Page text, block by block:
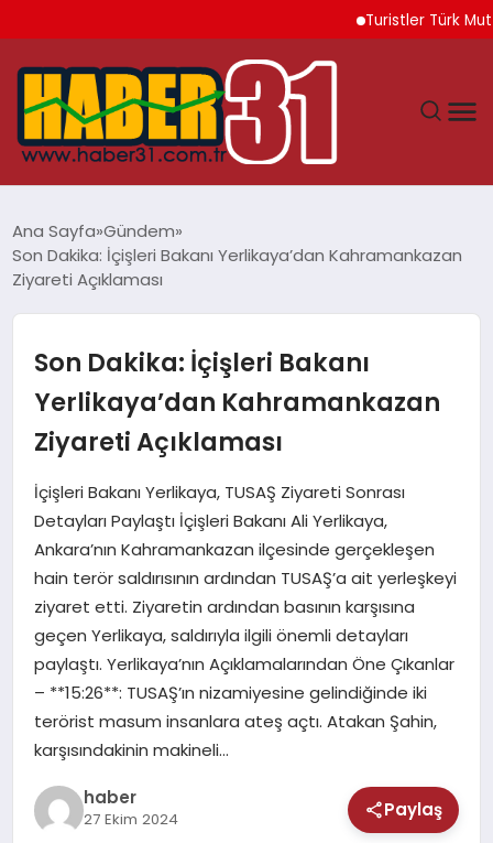
Turistler Türk
HATAY
GÜNDEM
MAGAZIN
SAĞLIK
TEKNOLOJI
Ana Sayfa Gündem
Son Dakika: İçişleri Bakanı Yerlikaya’dan Kahramankazan
Ziyareti Açıklaması
Son Dakika: İçişleri Bakanı
Yerlikaya’dan Kahramankazan
Ziyareti Açıklaması
İçişleri Bakanı Yerlikaya, TUSAŞ Ziyareti Sonrası
Detayları Paylaştı İçişleri Bakanı Ali Yerlikaya,
Ankara’nın Kahramankazan ilçesinde gerçekleşen
hain terör saldırısının ardından TUSAŞ’a ait yerleşkeyi
ziyaret etti. Ziyaretin ardından basının karşısına
geçen Yerlikaya, saldırıyla ilgili önemli detayları
paylaştı. Yerlikaya’nın Açıklamalarından Öne Çıkanlar
– **15:26**: TUSAŞ’ın nizamiyesine gelindiğinde iki
terörist masum insanlara ateş açtı. Atakan Şahin,
karşısındakinin makineli…
haber
27 Ekim 2024 Paylaş